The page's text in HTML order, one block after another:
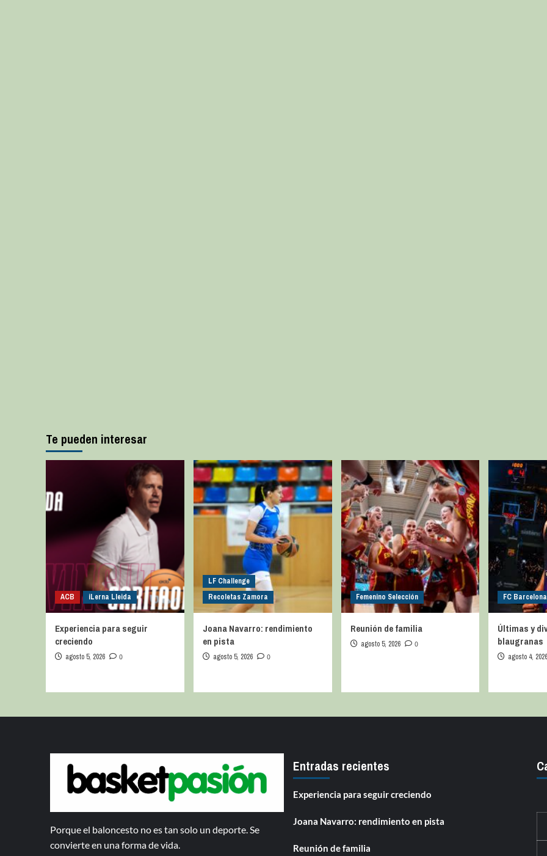
Te pueden interesar
ACB iLerna Lleida
Experiencia para seguir
creciendo
agosto 5, 2026 0
LF Challenge
Recoletas Zamora
Joana Navarro: rendimiento
en pista
agosto 5, 2026 0
Femenino Selección
Reunión de familia
agosto 5, 2026 0
FC Barcelona
Últimas y
blaugranas
agosto 4, 2026
Porque el baloncesto no es tan solo un deporte. Se
convierte en una forma de vida.
Entradas recientes
Experiencia para seguir creciendo
Joana Navarro: rendimiento en pista
Reunión de familia